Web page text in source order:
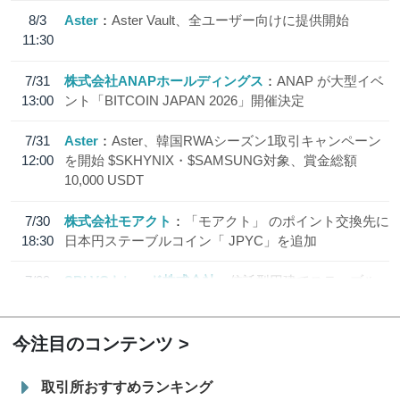
8/3
11:30
Aster Aster Vault、全ユーザー向けに提供開始
7/31
13:00
株式会社ANAPホールディングス
ANAP が大型イベ
ント「BITCOIN JAPAN 2026」開催決定
7/31
12:00
Aster
Aster、韓国RWAシーズン1取引キャンペーン
を開始 $SKHYNIX・$SAMSUNG対象、賞金総額
10,000 USDT
7/30
18:30
株式会社モアクト
「モアクト」 のポイント交換先に
日本円ステーブルコイン「 JPYC」を追加
7/29
SBI VCトレード株式会社
信託型円建てステーブル
今注目のコンテンツ
取引所おすすめランキング